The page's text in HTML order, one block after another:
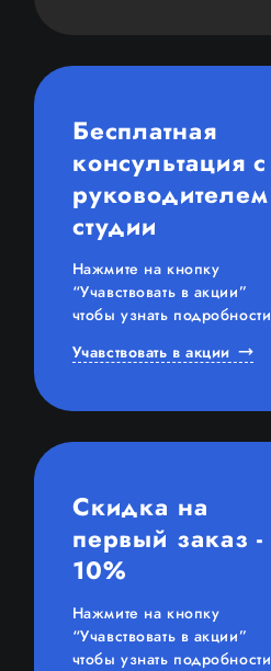
Бесплатная
консультация c
руководителем
студии
Нажмите на кнопку
“Учавствовать в акции”
чтобы узнать подробности
Учавствовать в акции
Скидка на
первый заказ -
10%
Нажмите на кнопку
“Учавствовать в акции”
чтобы узнать подробности